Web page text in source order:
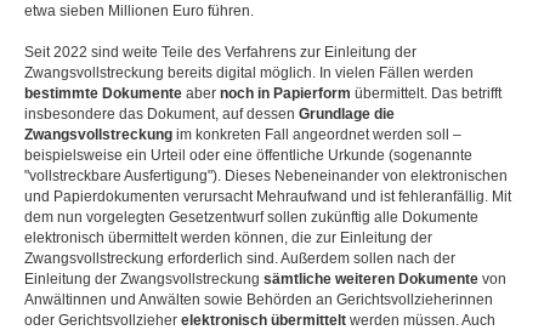
etwa sieben Millionen Euro führen.
Seit 2022 sind weite Teile des Verfahrens zur Einleitung der
Zwangsvollstreckung bereits digital möglich. In vielen Fällen werden
bestimmte Dokumente aber noch in Papierform übermittelt. Das betrifft
insbesondere das Dokument, auf dessen Grundlage die
Zwangsvollstreckung im konkreten Fall angeordnet werden soll –
beispielsweise ein Urteil oder eine öffentliche Urkunde (sogenannte
"vollstreckbare Ausfertigung"). Dieses Nebeneinander von elektronischen
und Papierdokumenten verursacht Mehraufwand und ist fehleranfällig. Mit
dem nun vorgelegten Gesetzentwurf sollen zukünftig alle Dokumente
elektronisch übermittelt werden können, die zur Einleitung der
Zwangsvollstreckung erforderlich sind. Außerdem sollen nach der
Einleitung der Zwangsvollstreckung sämtliche weiteren Dokumente von
Anwältinnen und Anwälten sowie Behörden an Gerichtsvollzieherinnen
oder Gerichtsvollzieher elektronisch übermittelt werden müssen. Auch